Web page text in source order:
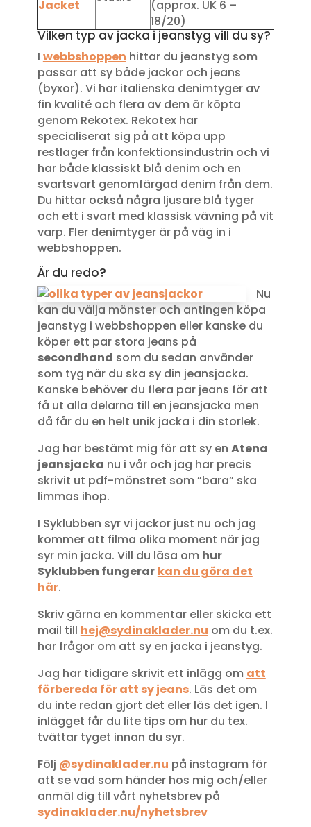
Jacket
(approx. UK 6 –
18/20)
Vilken typ av jacka i jeanstyg vill du sy?
I webbshoppen hittar du jeanstyg som
passar att sy både jackor och jeans
(byxor). Vi har italienska denimtyger av
fin kvalité och flera av dem är köpta
genom Rekotex. Rekotex har
specialiserat sig på att köpa upp
restlager från konfektionsindustrin och vi
har både klassiskt blå denim och en
svartsvart genomfärgad denim från dem.
Du hittar också några ljusare blå tyger
och ett i svart med klassisk vävning på vit
varp. Fler denimtyger är på väg in i
webbshoppen.
Är du redo?
Nu
kan du välja mönster och antingen köpa
jeanstyg i webbshoppen eller kanske du
köper ett par stora jeans på
secondhand som du sedan använder
som tyg när du ska sy din jeansjacka.
Kanske behöver du flera par jeans för att
få ut alla delarna till en jeansjacka men
då får du en helt unik jacka i din storlek.
Jag har bestämt mig för att sy en Atena
jeansjacka nu i vår och jag har precis
skrivit ut pdf-mönstret som ”bara” ska
limmas ihop.
I Syklubben syr vi jackor just nu och jag
kommer att filma olika moment när jag
syr min jacka. Vill du läsa om hur
Syklubben fungerar kan du göra det
här.
Skriv gärna en kommentar eller skicka ett
mail till hej@sydinaklader.nu om du t.ex.
har frågor om att sy en jacka i jeanstyg.
Jag har tidigare skrivit ett inlägg om att
förbereda för att sy jeans. Läs det om
du inte redan gjort det eller läs det igen. I
inlägget får du lite tips om hur du tex.
tvättar tyget innan du syr.
Följ @sydinaklader.nu på instagram för
att se vad som händer hos mig och/eller
anmäl dig till vårt nyhetsbrev på
sydinaklader.nu/nyhetsbrev